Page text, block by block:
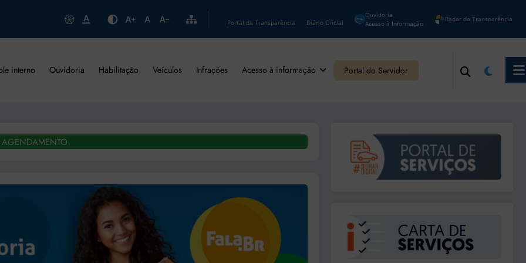
Portal da Transparência Diário Oficial
Ouvidoria
Acesso à Informação
Radar da Transparência
interno Ouvidoria Habilitação Veículos Infrações Acesso à informação Portal do Servidor
AGENDAMENTO